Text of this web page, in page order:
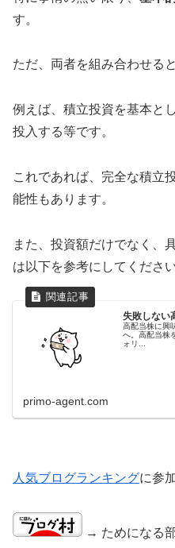
す。
ただ、両者を組み合わせる
例えば、積立投資を基本と
投入する等です。
これであれば、完全な積立
能性もあります。
また、投資額だけでなく、
は以下を参考にしてください
失敗しない
高配当株に興
へ。高配当株
ォリ...
primo-agent.com
人気ブログランキングに参
→ ためになる